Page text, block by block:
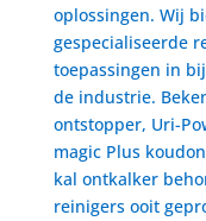
oplossingen. Wij
gespecialiseerde
toepassingen in
de industrie.
ontstopper, Uri-
magic Plus
kal ontkalker
reinigers ooit